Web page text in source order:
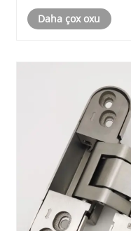
Daha çox oxu